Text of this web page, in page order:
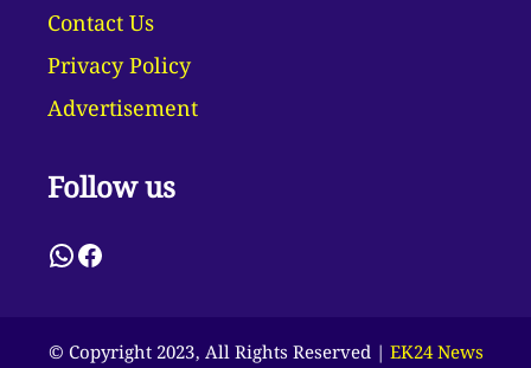
Contact Us
Privacy Policy
Advertisement
Follow us
WhatsApp
Facebook
© Copyright 2023, All Rights Reserved | EK24 News